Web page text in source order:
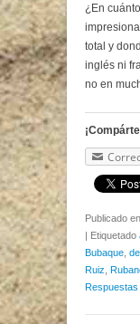
¿En
total y
inglés ni
no en
Publicado en
| Etiquetado
Bubaque
Ruiz
Respuestas